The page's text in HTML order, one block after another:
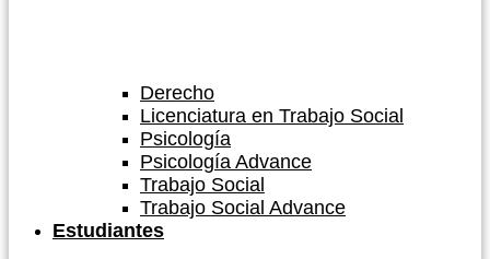
Derecho
Licenciatura en Trabajo Social
Psicología
Psicología Advance
Trabajo Social
Trabajo Social Advance
Estudiantes